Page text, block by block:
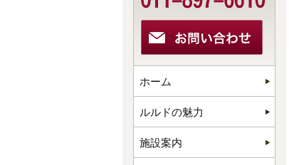
ホーム
ルルドの魅力
施設案内